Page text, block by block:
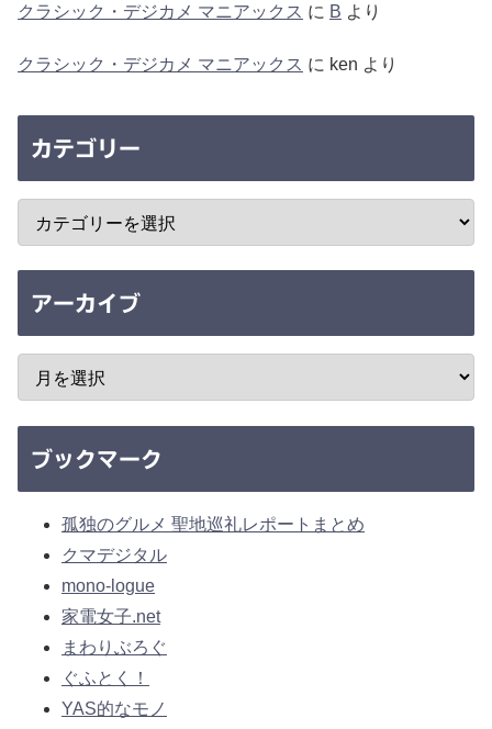
クラシック・デジカメ マニアックス に B より
クラシック・デジカメ マニアックス に ken より
カテゴリー
アーカイブ
ブックマーク
孤独のグルメ 聖地巡礼レポートまとめ
クマデジタル
mono-logue
家電女子.net
まわりぶろぐ
ぐふとく！
YAS的なモノ